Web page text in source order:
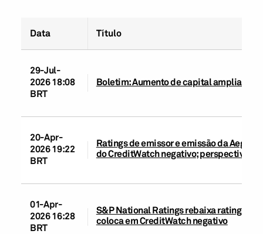
Data Título
29-Jul-
2026 18:08
BRT
Boletim: Aumento de capital ampliará a
20-Apr-
2026 19:22
BRT
Ratings de emissor e emissão da Aegea
do CreditWatch negativo; perspectiva
01-Apr-
2026 16:28
BRT
S&P National Ratings rebaixa ratings de
coloca em CreditWatch negativo